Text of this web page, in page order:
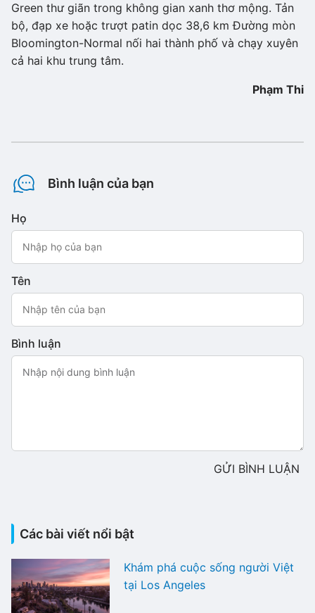
Green thư giãn trong không gian xanh thơ mộng. Tản
bộ, đạp xe hoặc trượt patin dọc 38,6 km Đường mòn
Bloomington-Normal nối hai thành phố và chạy xuyên
cả hai khu trung tâm.
Phạm Thi
Bình luận của bạn
Họ
Tên
Bình luận
GỬI BÌNH LUẬN
Các bài viết nổi bật
Khám phá cuộc sống người Việt
tại Los Angeles